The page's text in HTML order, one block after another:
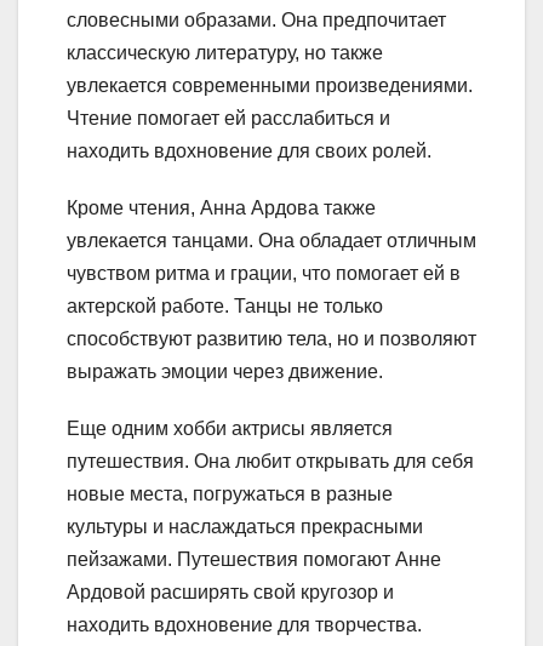
словесными образами. Она предпочитает
классическую литературу, но также
увлекается современными произведениями.
Чтение помогает ей расслабиться и
находить вдохновение для своих ролей.
Кроме чтения, Анна Ардова также
увлекается танцами. Она обладает отличным
чувством ритма и грации, что помогает ей в
актерской работе. Танцы не только
способствуют развитию тела, но и позволяют
выражать эмоции через движение.
Еще одним хобби актрисы является
путешествия. Она любит открывать для себя
новые места, погружаться в разные
культуры и наслаждаться прекрасными
пейзажами. Путешествия помогают Анне
Ардовой расширять свой кругозор и
находить вдохновение для творчества.